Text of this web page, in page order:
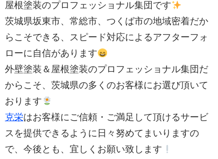
屋根塗装のプロフェッショナル集団です
茨城県坂東市、常総市、つくば市の地域密着だか
らこそできる、スピード対応によるアフターフォ
ローに自信があります
外壁塗装＆屋根塗装のプロフェッショナル集団だ
からこそ、茨城県の多くのお客様にお選び頂いて
おります
克栄はお客様にご信頼・ご満足して頂けるサービ
スを提供できるように日々努めてまいりますの
で、今後とも、宜しくお願い致します